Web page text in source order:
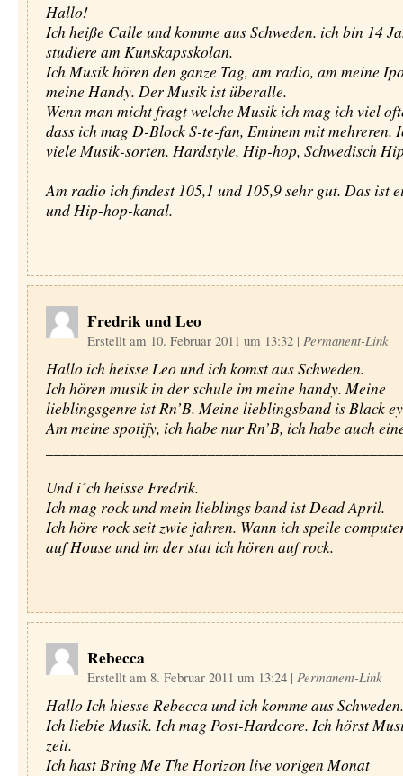
Hallo!
Ich heiße Calle und komme aus Schweden. ich bin 14
studiere am Kunskapsskolan.
Ich Musik hören den ganze Tag, am radio, am meine
meine Handy. Der Musik ist überalle.
Wenn man micht fragt welche Musik ich mag ich viel
dass ich mag D-Block S-te-fan, Eminem mit mehreren.
viele Musik-sorten. Hardstyle, Hip-hop, Schwedisch
Am radio ich findest 105,1 und 105,9 sehr gut. Das ist
und Hip-hop-kanal.
Fredrik und Leo
Erstellt am 10. Februar 2011 um 13:32 | Permanent-Link
Hallo ich heisse Leo und ich komst aus Schweden.
Ich hören musik in der schule im meine handy. Meine
lieblingsgenre ist Rn’B. Meine lieblingsband is Black
Am meine spotify, ich habe nur Rn’B, ich habe auch
Und i´ch heisse Fredrik.
Ich mag rock und mein lieblings band ist Dead April.
Ich höre rock seit zwie jahren. Wann ich speile
auf House und im der stat ich hören auf rock.
Rebecca
Erstellt am 8. Februar 2011 um 13:24 | Permanent-Link
Hallo Ich hiesse Rebecca und ich komme aus Schweden.
Ich liebie Musik. Ich mag Post-Hardcore. Ich hörst
zeit.
Ich hast Bring Me The Horizon live vorigen Monat